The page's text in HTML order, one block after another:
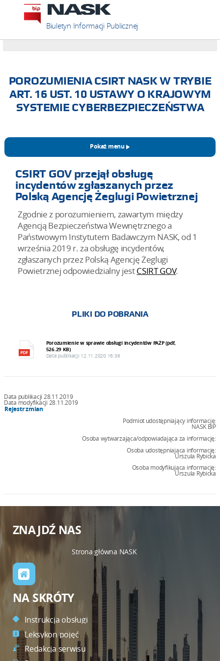
Biuletyn Informacji Publicznej
POROZUMIENIA CSIRT NASK W TRYBIE
ART. 16 UST. 10 USTAWY O KRAJOWYM
SYSTEMIE CYBERBEZPIECZEŃSTWA
Pokaż menu
CSIRT GOV przejął obsługę
incydentów zgłaszanych przez
Polską Agencję Żeglugi Powietrznej
Zgodnie z porozumieniem, zawartym między
Agencją Bezpieczeństwa Wewnętrznego a
Państwowym Instytutem Badawczym NASK, od 1
września 2019 r. za obsługę incydentów,
zgłaszanych przez Polską Agencję Żeglugi
Powietrznej odpowiedzialny jestCSIRT GOV.
PLIKI DO POBRANIA
Porozumienie w sprawie obsługi incydentów PAŻP (pdf,
526.29 KB)
Data publikacji 12.11.2020 16:36
Data publikacji 28.11.2019
Data modyfikacji 28.11.2019
Rejestr zmian
Podmiot udostępniający informację:
NASK BIP
Osoba wytwarzająca/odpowiadająca za informację:
Osoba udostępniająca informację:
Urszula Rybicka
Osoba modyfikująca informację:
Urszula Rybicka
ZNAJDŹ NAS
Strona główna NASK
NA SKRÓTY
Instrukcja obsługi
Leksykon pojęć
Redakcja serwisu